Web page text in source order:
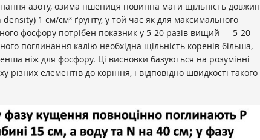
азоту, озима пшениця повинна мати щільність довжин
density) 1 см/см³ ґрунту, у той час як для максимального
фосфору потрібен показник у 5-20 разів вищий — 5-20
поглинання калію необхідна щільність коренів більша,
ніж для фосфору. Ці висновки базуються на розумінні
різних елементів до коріння, і відповідно швидкості такого